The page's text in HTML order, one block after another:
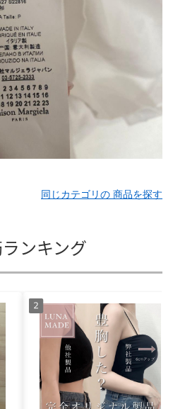
同じカテゴリの 商品を探す
ンキング